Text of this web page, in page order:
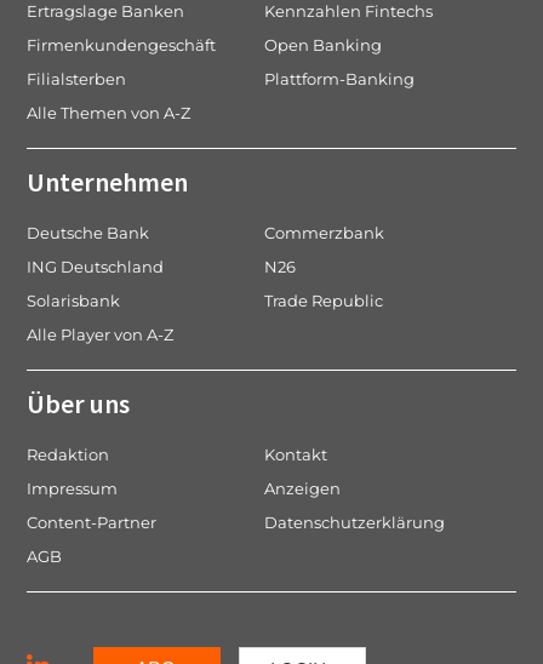
Ertragslage Banken
Kennzahlen Fintechs
Firmenkundengeschäft
Open Banking
Filialsterben
Plattform-Banking
Alle Themen von A-Z
Unternehmen
Deutsche Bank
Commerzbank
ING Deutschland
N26
Solarisbank
Trade Republic
Alle Player von A-Z
Über uns
Redaktion
Kontakt
Impressum
Anzeigen
Content-Partner
Datenschutzerklärung
AGB